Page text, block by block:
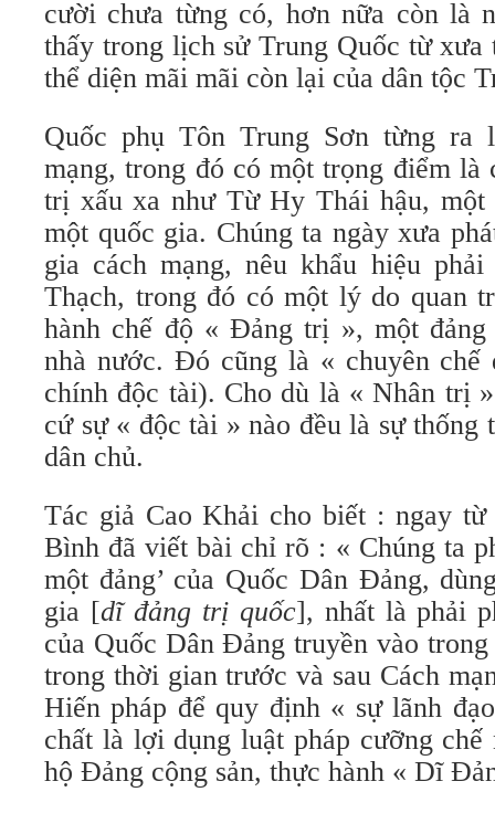
cười chưa từng có, hơn nữa còn là
thấy trong lịch sử Trung Quốc từ xưa
thể diện mãi mãi còn lại của dân tộc
Quốc phụ Tôn Trung Sơn từng ra
mạng, trong đó có một trọng điểm là
trị xấu xa như Từ Hy Thái hậu, một
một quốc gia. Chúng ta ngày xưa
gia cách mạng, nêu khẩu hiệu
Thạch, trong đó có một lý do quan
hành chế độ « Đảng trị », một
nhà nước. Đó cũng là « chuyên chế
chính độc tài). Cho dù là « Nhân trị
cứ sự « độc tài » nào đều là sự thống
dân chủ.
Tác giả Cao Khải cho biết : ngay
Bình đã viết bài chỉ rõ : « Chúng ta
một đảng’ của Quốc Dân Đảng,
gia [dĩ đảng trị quốc], nhất là phải
của Quốc Dân Đảng truyền vào
trong thời gian trước và sau Cách
Hiến pháp để quy định « sự lãnh
chất là lợi dụng luật pháp cưỡng chế
hộ Đảng cộng sản, thực hành « Dĩ